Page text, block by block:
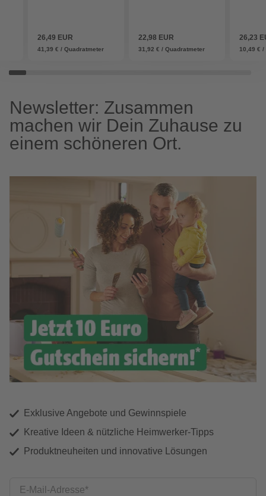
26,49 EUR
41,39 € / Quadratmeter
22,98 EUR
31,92 € / Quadratmeter
26,23
10,49 € /
Newsletter: Zusammen
machen wir Dein Zuhause zu
einem schöneren Ort.
Exklusive Angebote und Gewinnspiele
Kreative Ideen & nützliche Heimwerker-Tipps
Produktneuheiten und innovative Lösungen
E-Mail-Adresse